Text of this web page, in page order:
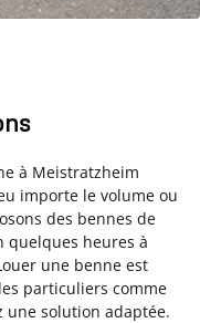
à Meistratzheim
importe le volume ou
des bennes de
quelques heures à
une benne est
particuliers comme
une solution adaptée.